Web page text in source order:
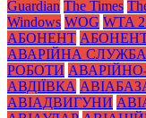
Guardian The Times
Windows WOG WTA
АБОНЕНТ
АВАРІЙНА СЛУЖБА
РОБОТИ
АВДІЇВКА
АВІАДВИГУНИ